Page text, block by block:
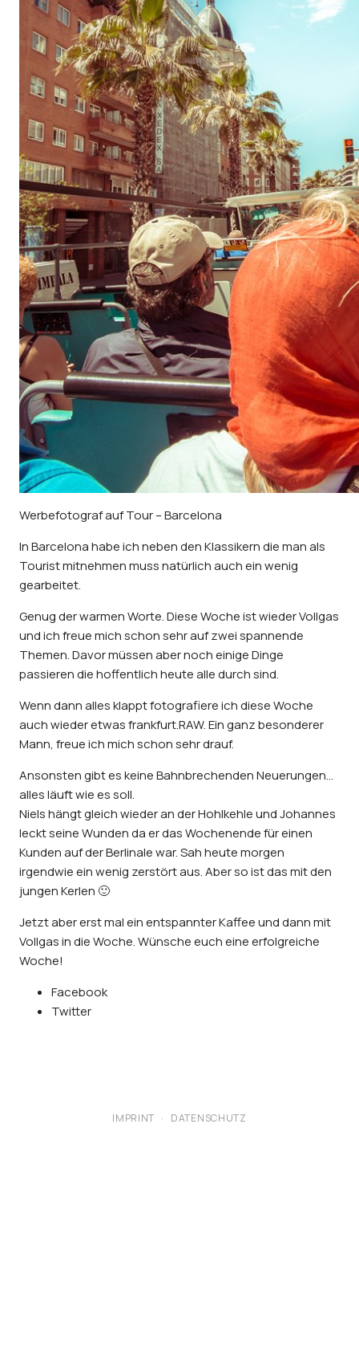
Werbefotograf auf Tour – Barcelona
In Barcelona habe ich neben den Klassikern die man als
Tourist mitnehmen muss natürlich auch ein wenig
gearbeitet.
Genug der warmen Worte. Diese Woche ist wieder Vollgas
und ich freue mich schon sehr auf zwei spannende
Themen. Davor müssen aber noch einige Dinge
passieren die hoffentlich heute alle durch sind.
Wenn dann alles klappt fotografiere ich diese Woche
auch wieder etwasfrankfurt.RAW. Ein ganz besonderer
Mann, freue ich mich schon sehr drauf.
Ansonsten gibt es keine Bahnbrechenden Neuerungen…
alles läuft wie es soll.
Niels hängt gleich wieder an der Hohlkehle und Johannes
leckt seine Wunden da er das Wochenende für einen
Kunden auf der Berlinale war. Sah heute morgen
irgendwie ein wenig zerstört aus. Aber so ist das mit den
jungen Kerlen 🙂
Jetzt aber erst mal ein entspannter Kaffee und dann mit
Vollgas in die Woche. Wünsche euch eine erfolgreiche
Woche!
Facebook
Twitter
IMPRINT · DATENSCHUTZ